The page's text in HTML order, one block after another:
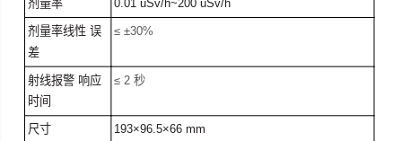
剂量率 0.01 uSv/h~200 uSv/h
剂量率线性 误
差
≤ ±30%
射线报警 响应
时间
≤ 2 秒
尺寸 193×96.5×66 mm